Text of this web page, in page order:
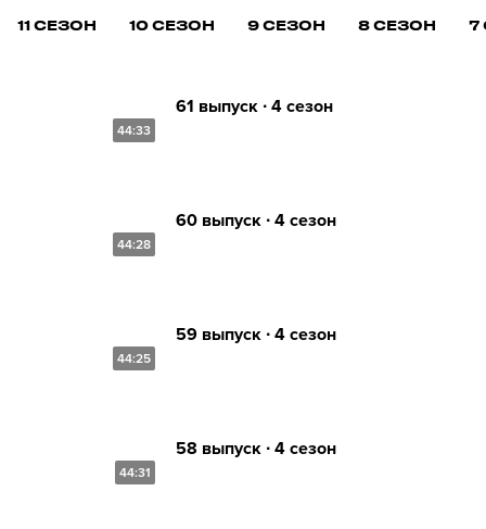
11 СЕЗОН 10 СЕЗОН 9 СЕЗОН 8 СЕЗОН 7
44:33
61 выпуск ∙ 4 сезон
44:28
60 выпуск ∙ 4 сезон
44:25
59 выпуск ∙ 4 сезон
44:31
58 выпуск ∙ 4 сезон